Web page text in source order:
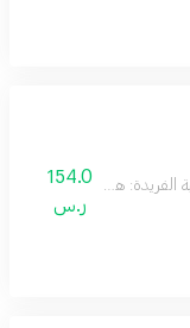
الفريدة: هذا العطر يمزج
154.0
ر.س